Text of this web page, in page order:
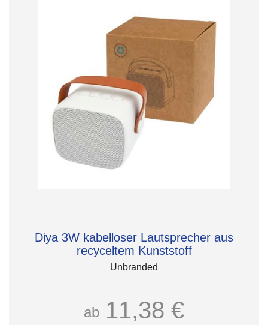
Diya 3W kabelloser Lautsprecher aus
recyceltem Kunststoff
Unbranded
ab 11,38 €